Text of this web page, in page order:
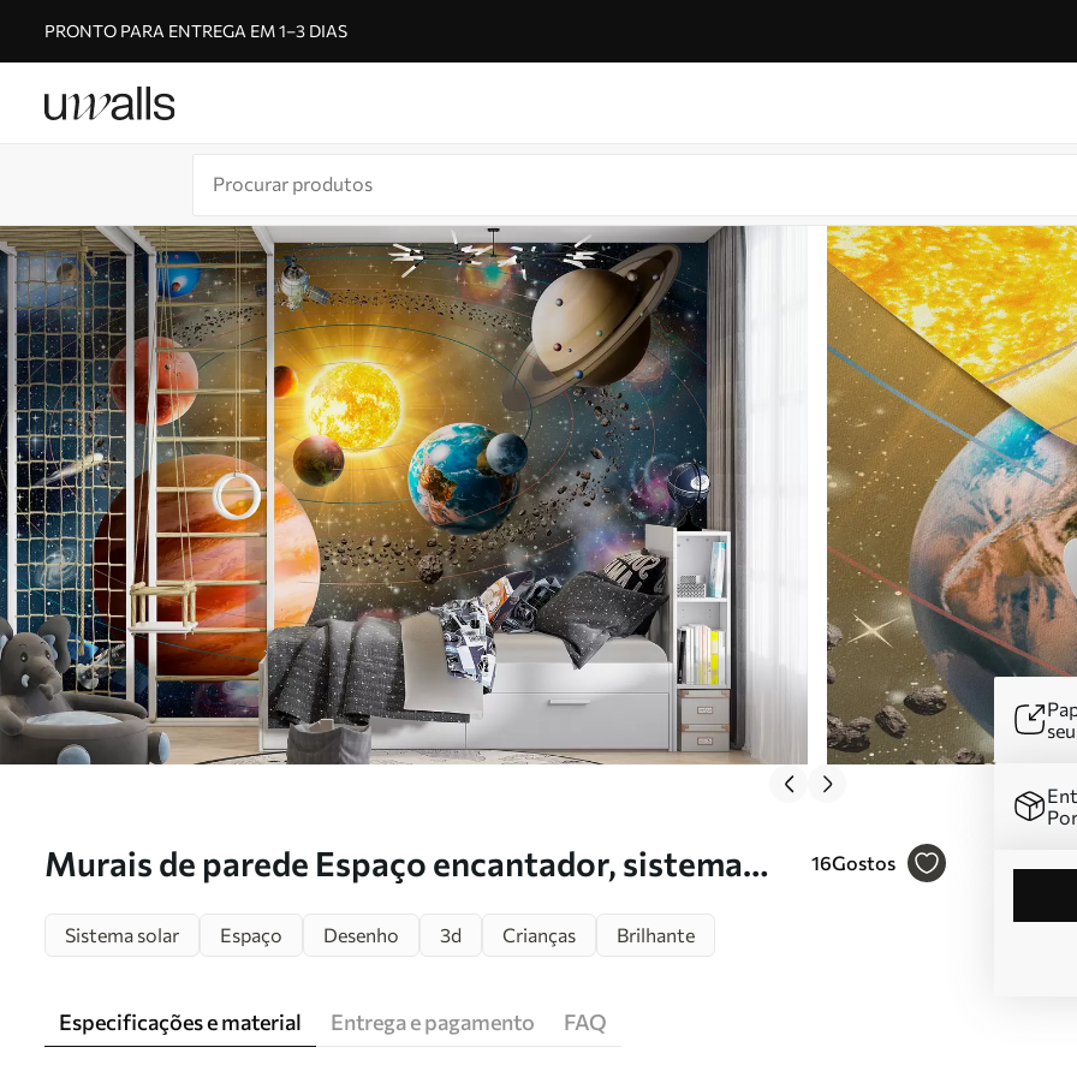
PRONTO PARA ENTREGA EM 1–3 DIAS
Murais de parede Espaço encantador, sistema
16Gostos
Sistema solar Espaço Desenho 3d Crianças Brilhante
Especificações e material Entrega e pagamento FAQ